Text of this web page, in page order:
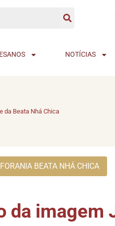
NOTÍCIAS
da Beata Nhá Chica
FORANIA BEATA NHÁ CHICA
da imagem